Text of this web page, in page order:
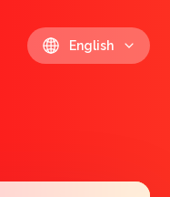
English